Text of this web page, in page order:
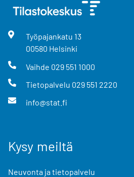
Työpajankatu 13
00580 Helsinki
Vaihde 029 551 1000
Tietopalvelu 029 551 2220
info@stat.fi
Kysy meiltä
Neuvonta ja tietopalvelu